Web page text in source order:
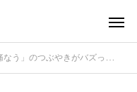
ぶやきがバズったワーママ、モバイルガジェットの魅力を語る（価格.comマガジン）